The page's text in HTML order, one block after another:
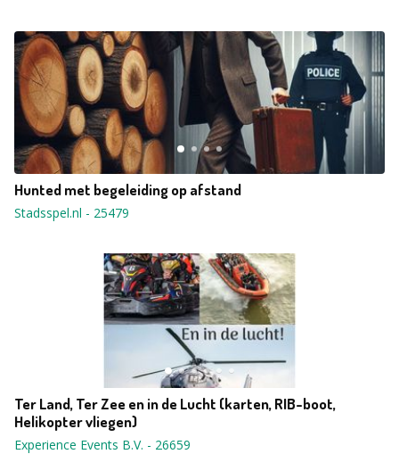
Hunted met begeleiding op afstand
Stadsspel.nl - 25479
Ter Land, Ter Zee en in de Lucht (karten, RIB-boot,
Helikopter vliegen)
Experience Events B.V. - 26659